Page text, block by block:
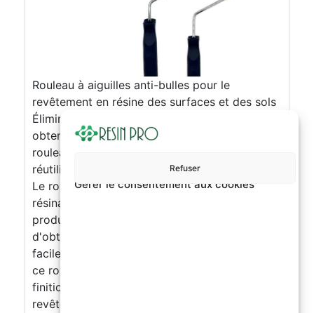
Gérer le consentement aux cookies
Refuser
Rouleau à aiguilles anti-bulles pour le
revêtement en résine des surfaces et des sols
Éliminez les bulles, gagnez du temps et
obtenez des résultats parfaits avec notre
rouleau à aiguilles facile à utiliser et
réutilisable pour la résine de surface et de sol.
Le rouleau à aiguilles anti-bulles pour le
résinage des surfaces et des sols est un
produit de haute qualité qui vous permet
d'obtenir des résultats parfaits rapidement et
facilement. Grâce à sa technologie innovante,
ce rouleau élimine les bulles et garantit une
finition uniforme et professionnelle même en
revêtement de résine. De plus, le rouleau à